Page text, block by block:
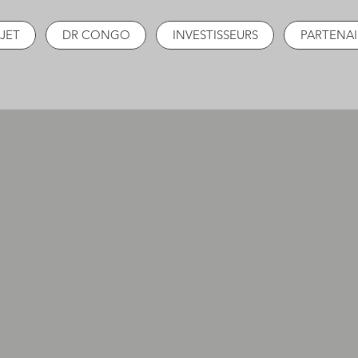
DR CONGO INVESTISSEURS